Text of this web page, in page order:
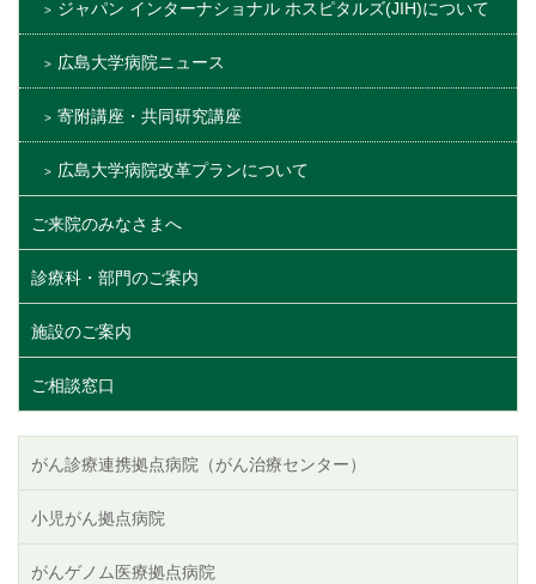
ジャパン インターナショナル ホスピタルズ(JIH)について
広島大学病院ニュース
寄附講座・共同研究講座
広島大学病院改革プランについて
ご来院のみなさまへ
診療科・部門のご案内
施設のご案内
ご相談窓口
がん診療連携拠点病院（がん治療センター）
小児がん拠点病院
がんゲノム医療拠点病院